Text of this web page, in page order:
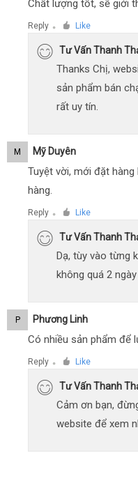
Chất lượng tốt, sẽ giới
Reply ● Like
Tư Vấn Thanh
Thanks Chị,
sản phẩm bán
rất uy tín.
M Mỹ Duyên
Tuyệt vời, mới đặt
hàng.
Reply ● Like
Tư Vấn Thanh
Dạ, tùy vào từng
không quá 2
P Phương Linh
Có nhiều sản phẩm để
Reply ● Like
Tư Vấn Thanh
Cảm ơn bạn,
website để xem